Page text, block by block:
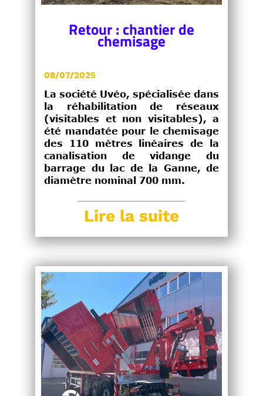
Retour : chantier de
chemisage
08/07/2025
La société Uvéo, spécialisée dans
la réhabilitation de réseaux
(visitables et non visitables), a
été mandatée pour le chemisage
des 110 mètres linéaires de la
canalisation de vidange du
barrage du lac de la Ganne, de
diamètre nominal 700 mm.
Lire la suite